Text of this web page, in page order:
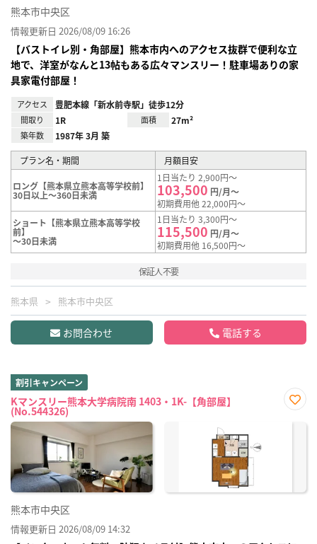
熊本市中央区
情報更新日 2026/08/09 16:26
【バストイレ別・角部屋】熊本市内へのアクセス抜群で便利な立
地で、洋室がなんと13帖もある広々マンスリー！駐車場ありの家
具家電付部屋！
アクセス 豊肥本線「新水前寺駅」徒歩12分
間取り 1R 面積 27m²
築年数 1987年 3月 築
プラン名・期間 月額目安
ロング【熊本県立熊本高等学校前】
30日以上～360日未満
1日当たり 2,900円～
103,500 円/月～
初期費用他 22,000円～
ショート【熊本県立熊本高等学校
前】
～30日未満
1日当たり 3,300円～
115,500 円/月～
初期費用他 16,500円～
保証人不要
熊本県 熊本市中央区
お問合わせ 電話する
割引キャンペーン
Kマンスリー熊本大学病院南 1403・1K-【角部屋】
(No.544326)
に入
熊本市中央区
情報更新日 2026/08/09 14:32